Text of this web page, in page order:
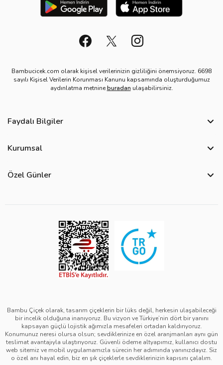
Bambucicek.com olarak kişisel verilerinizin gizliliğini önemsiyoruz. 6698
sayılı Kişisel Verilerin Korunması Kanunu kapsamında oluşturduğumuz
aydınlatma metnineburadan ulaşabilirsiniz.
Faydalı Bilgiler
Site Haritası
Görsel Kontrol Süreci
Ürün Sıralama Kriterleri
Kurumsal
Mesafeli Satış Sözleşmesi
Kurumsal Müşterilerimiz
Özel Günler
Anneler Günü Çiçekleri
Kadınlar Günü Çiçekleri
Babalar Günü Çiçekleri
Öğretmenler Günü Çiçekleri
Bambu Çiçek olarak, tasarım çiçeklerin bir lüks değil, herkesin ulaşabileceği
bir incelik olduğuna inanıyoruz. Bu vizyon ve Türkiye’nin dört bir yanını
kapsayan güçlü lojistik ağımızla mesafeleri ortadan kaldırıyoruz.
Konumunuz neresi olursa olsun; sevdiklerinize en özel aranjmanları aynı gün
teslimat avantajıyla ulaştırıyoruz. Güvenli ödeme altyapımız, kullanıcı dostu
web sitemiz ve mobil uygulamamızla sürecin her adımında yanınızdayız. Siz
o özel anı hayal edin, biz en şık çiçeklerle sevdiklerinizin kapısını çalalım.